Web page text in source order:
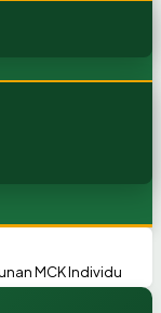
MCK Individu